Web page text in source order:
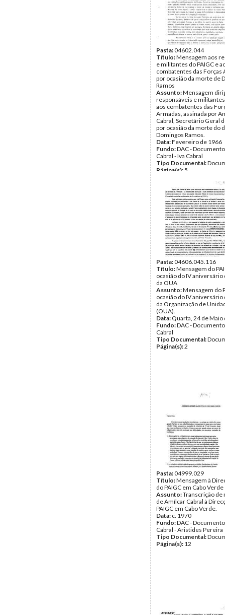
Pasta:04602.044
Título:Mensagem aos
e militantes do PAIGC e
combatentes das Forças
por ocasião da morte de
Ramos
Assunto:Mensagem
responsáveis e militantes
aos combatentes das
Armadas, assinada por
Cabral, Secretário Geral
por ocasião da morte do
Domingos Ramos.
Data:Fevereiro de 1966
Fundo:DAC -
Cabral - Iva Cabral
Tipo Documental:
Página(s): 5
Pasta:04606.045.116
Título:Mensagem do
ocasião do IV aniversário
da OUA
Assunto:Mensagem do
ocasião do IV aniversário
da Organização de
(OUA).
Data: Quarta, 24 de Maio
Fundo:DAC -
Cabral
Tipo Documental:
Página(s):2
Pasta:04999.029
Título:Mensagem à
do PAIGC em Cabo Verde
Assunto:Transcrição de
de Amílcar Cabral à
PAIGC em Cabo Verde.
Data: c. 1970
Fundo:DAC -
Cabral - Aristides Pereira
Tipo Documental:
Página(s): 12